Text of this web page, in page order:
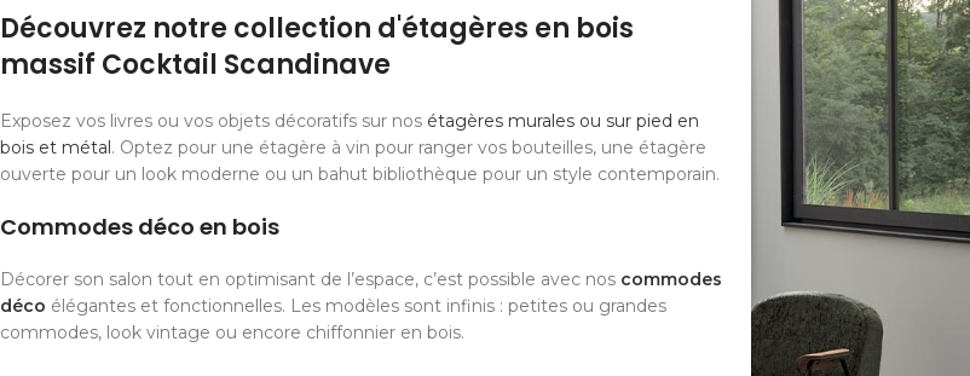
Découvrez notre collection d'étagères en bois
massif Cocktail Scandinave
Exposez vos livres ou vos objets décoratifs sur nos étagères murales ou sur pied en
bois et métal. Optez pour une étagère à vin pour ranger vos bouteilles, une étagère
ouverte pour un look moderne ou un bahut bibliothèque pour un style contemporain.
Commodes déco en bois
Décorer son salon tout en optimisant de l’espace, c’est possible avec nos commodes
déco élégantes et fonctionnelles. Les modèles sont infinis : petites ou grandes
commodes, look vintage ou encore chiffonnier en bois.